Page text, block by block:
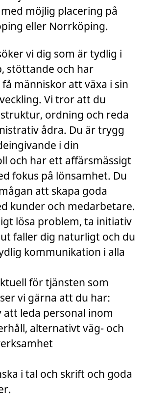
möjlig placering på
eller Norrköping.
vi dig som är tydlig i
stöttande och har
människor att växa i sin
Vi tror att du
ordning och reda
ådra. Du är trygg
i din
och har ett affärsmässigt
fokus på lönsamhet. Du
att skapa goda
kunder och medarbetare.
lösa problem, ta initiativ
faller dig naturligt och du
kommunikation i alla
för tjänsten som
vi gärna att du har:
att leda personal inom
alternativt väg- och
i tal och skrift och goda